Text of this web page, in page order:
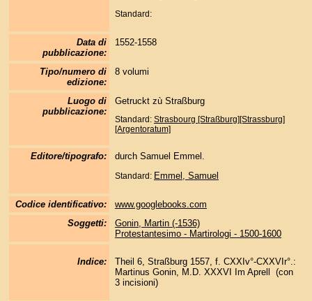
Standard:
Data di
pubblicazione:
1552-1558
Tipo/numero di
edizione:
8 volumi
Luogo di
pubblicazione:
Getruckt zù Straßburg
Standard: Strasbourg [Straßburg][Strassburg]
[Argentoratum]
Editore/tipografo: durch Samuel Emmel.
Standard: Emmel, Samuel
Codice identificativo:
www.googlebooks.com
Soggetti:
Gonin, Martin (-1536)
Protestantesimo - Martirologi - 1500-1600
Indice:
Theil 6, Straßburg 1557, f. CXXIv°-CXXVIr°.:
Martinus Gonin, M.D. XXXVI Im Aprell (con
3 incisioni)